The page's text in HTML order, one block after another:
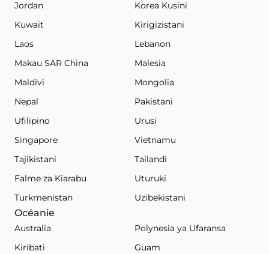
Jordan
Korea Kusini
Kuwait
Kirigizistani
Laos
Lebanon
Makau SAR China
Malesia
Maldivi
Mongolia
Nepal
Pakistani
Ufilipino
Urusi
Singapore
Vietnamu
Tajikistani
Tailandi
Falme za Kiarabu
Uturuki
Turkmenistan
Uzibekistani
Océanie
Australia
Polynesia ya Ufaransa
Kiribati
Guam